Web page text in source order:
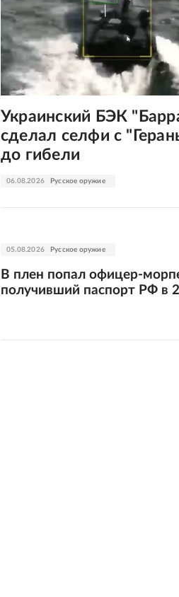
06.08.2026 Русское оружие
Украинский БЭК
сделал селфи с
до гибели
05.08.2026 Русское оружие
В плен попал офицер-
получивший паспорт РФ в